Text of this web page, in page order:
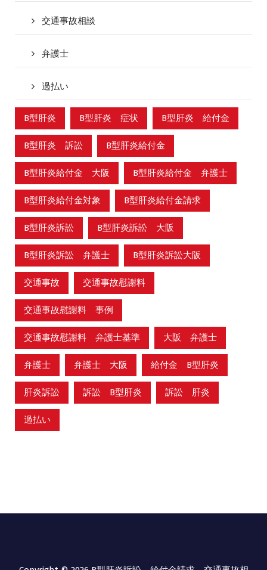
交通事故相談
弁護士
過払い
B型肝炎 B型肝炎 症状 B型肝炎 給付金
B型肝炎 訴訟 B型肝炎給付金
B型肝炎給付金 大阪 B型肝炎給付金 弁護士
B型肝炎給付金対象 B型肝炎給付金請求
B型肝炎訴訟 B型肝炎訴訟 大阪
B型肝炎訴訟 弁護士 B型肝炎訴訟大阪
交通事故 交通事故慰謝料
交通事故慰謝料 事例
交通事故慰謝料 弁護士基準 大阪 弁護士
弁護士 弁護士 大阪 給付金 B型肝炎
肝炎訴訟 訴訟 B型肝炎 訴訟 肝炎
過払い